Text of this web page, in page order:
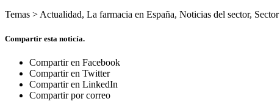
Temas >Actualidad, La farmacia en España, Noticias del sector,
Compartir esta noticía.
Compartir en Facebook
Compartir en Twitter
Compartir en LinkedIn
Compartir por correo